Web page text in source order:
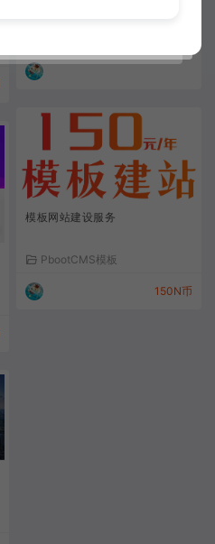
模板网站建设服务
PbootCMS模板
150N币